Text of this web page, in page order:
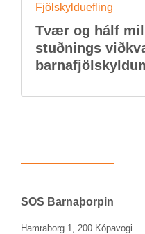
Fjöl­skyldu­efl­ing
Tvær og hálf
stuðn­ings
SOS Barna­þorp­in
Hamraborg 1, 200 Kópavogi